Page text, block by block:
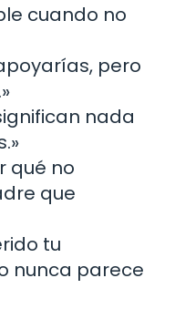
cuando no
pero
nada
qué no
que
tu
nunca parece